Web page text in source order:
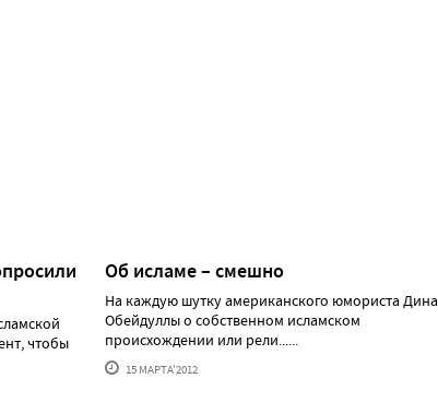
чтобы
Об исламе – смешно
На каждую шутку американского юмориста Дина
Обейдуллы о собственном исламском
происхождении или рели......
15 МАРТА'2012